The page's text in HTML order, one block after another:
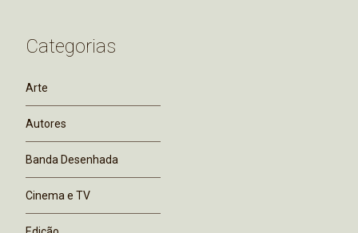
Categorias
Arte
Autores
Banda Desenhada
Cinema e TV